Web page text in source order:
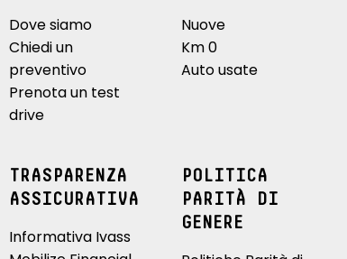
Dove siamo
Chiedi un
preventivo
Prenota un test
drive
Nuove
Km 0
Auto usate
TRASPARENZA
ASSICURATIVA
Informativa Ivass
POLITICA
PARITÀ DI
GENERE